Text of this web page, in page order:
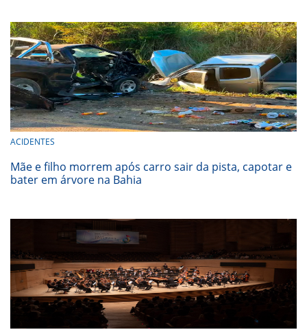
ACIDENTES
Mãe e filho morrem após carro sair da pista, capotar e
bater em árvore na Bahia